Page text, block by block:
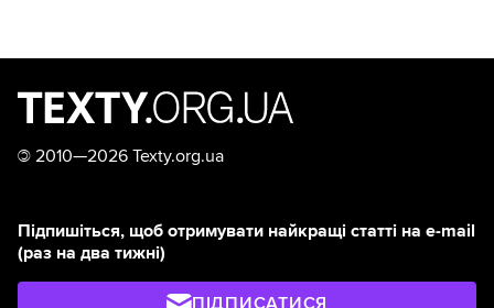
© 2010—2026 Texty.org.ua
Підпишіться, щоб отримувати найкращі статті на e-mail
(раз на два тижні)
ПІДПИСАТИСЯ